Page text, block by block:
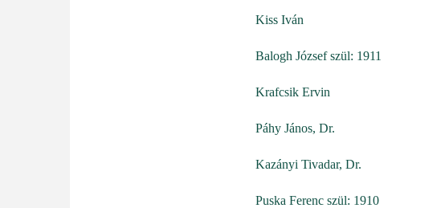
Kiss Iván
Balogh József szül: 1911
Krafcsik Ervin
Páhy János, Dr.
Kazányi Tivadar, Dr.
Puska Ferenc szül: 1910